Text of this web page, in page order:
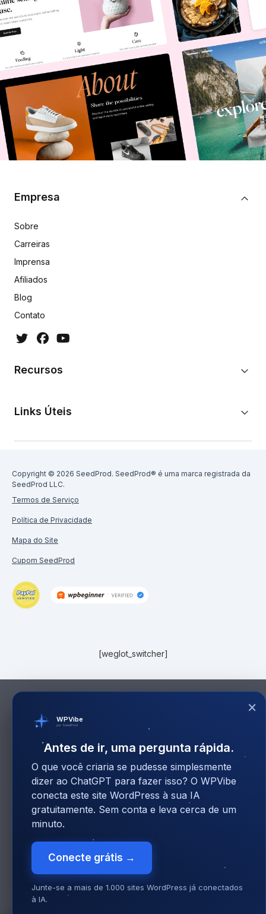
Empresa
Sobre
Carreiras
Imprensa
Afiliados
Blog
Contato
Recursos
Links Úteis
Copyright © 2026 SeedProd. SeedProd® é uma marca registrada da
SeedProd LLC.
Termos de Serviço
Política de Privacidade
Mapa do Site
Cupom SeedProd
[weglot_switcher]
×
WPVibe
por SeedProd
Antes de ir, uma pergunta rápida.
O que você criaria se pudesse simplesmente
dizer ao ChatGPT para fazer isso? O WPVibe
conecta este site WordPress à sua IA
gratuitamente. Sem conta e leva cerca de um
minuto.
Conecte grátis →
Junte-se a mais de 1.000 sites WordPress já conectados
à IA.